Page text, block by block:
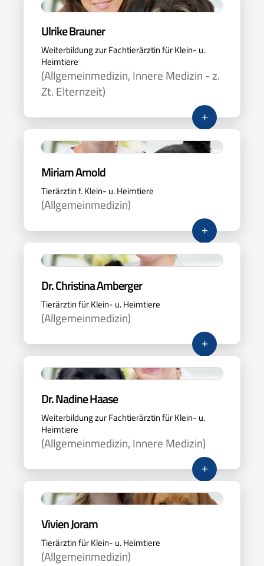
Ulrike Brauner
Weiterbildung zur Fachtierärztin für Klein- u.
Heimtiere
(Allgemeinmedizin, Innere Medizin - z.
Zt. Elternzeit)
+
Miriam Arnold
Tierärztin f. Klein- u. Heimtiere
(Allgemeinmedizin)
+
Dr. Christina Amberger
Tierärztin für Klein- u. Heimtiere
(Allgemeinmedizin)
+
Dr. Nadine Haase
Weiterbildung zur Fachtierärztin für Klein- u.
Heimtiere
(Allgemeinmedizin, Innere Medizin)
+
Vivien Joram
Tierärztin für Klein- u. Heimtiere
(Allgemeinmedizin)